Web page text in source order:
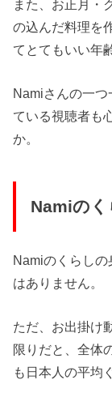
また、お正月・
の込んだ料理を
てとてもいい年
Namiさんの一
ている視聴者も
か。
Namiのく
Namiのくらし
はありません。
ただ、お出掛け
限りだと、全体
も日本人の平均